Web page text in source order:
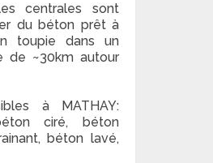
centrales sont
du béton prêt à
toupie dans un
de ~30km autour
à MATHAY:
ciré, béton
béton lavé,